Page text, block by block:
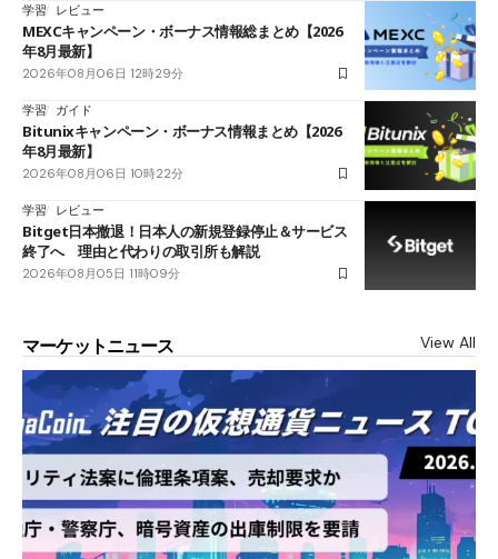
学習 レビュー
MEXCキャンペーン・ボーナス情報総まとめ【2026
年8月最新】
2026年08月06日 12時29分
学習 ガイド
Bitunixキャンペーン・ボーナス情報まとめ【2026
年8月最新】
2026年08月06日 10時22分
学習 レビュー
Bitget日本撤退！日本人の新規登録停止＆サービス
終了へ 理由と代わりの取引所も解説
2026年08月05日 11時09分
マーケットニュース View All